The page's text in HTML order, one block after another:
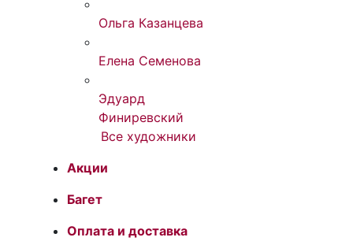
Ольга Казанцева
Елена Семенова
Эдуард
Финиревский
Все художники
Акции
Багет
Оплата и доставка